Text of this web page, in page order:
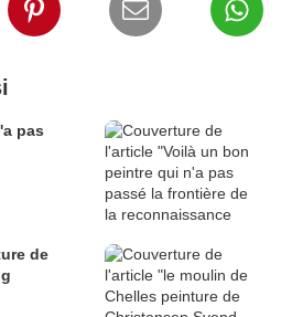
pas
de